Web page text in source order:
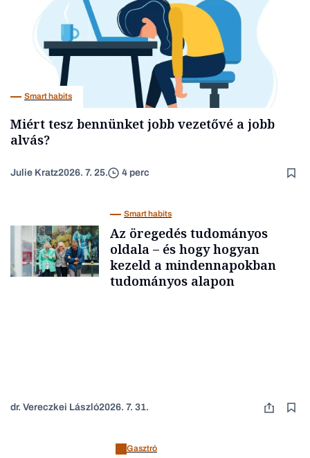
Smart habits
Miért tesz bennünket jobb vezetővé a jobb
alvás?
Julie Kratz2026. 7. 25. 4 perc
Smart habits
Az öregedés tudományos
oldala – és hogy hogyan
kezeld a mindennapokban
tudományos alapon
dr. Vereczkei László2026. 7. 31.
Gasztró